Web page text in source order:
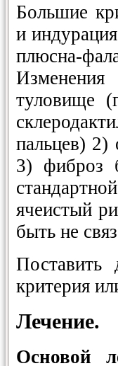
Большие
и
плюсна-
Изменения
туловище
пальцев) 2)
3) фиброз
ячеистый
быть не
критерия
Лечение.
Основой